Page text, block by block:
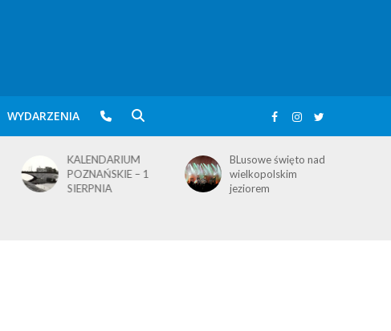
WYDARZENIA
KALENDARIUM
POZNAŃSKIE – 1
SIERPNIA
BLusowe święto nad
wielkopolskim
jeziorem